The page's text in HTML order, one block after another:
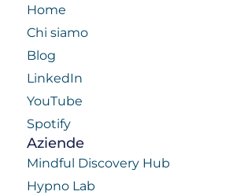
Home
Chi siamo
Blog
LinkedIn
YouTube
Spotify
Aziende
Mindful Discovery Hub
Hypno Lab